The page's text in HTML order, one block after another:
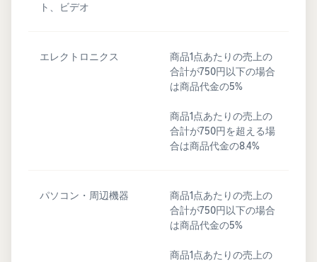
ト、ビデオ
エレクトロニクス
商品1点あたりの売上の
合計が750円以下の場合
は商品代金の5%
商品1点あたりの売上の
合計が750円を超える場
合は商品代金の8.4%
パソコン・周辺機器
商品1点あたりの売上の
合計が750円以下の場合
は商品代金の5%
商品1点あたりの売上の